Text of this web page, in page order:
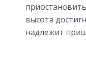
высота
надлежит